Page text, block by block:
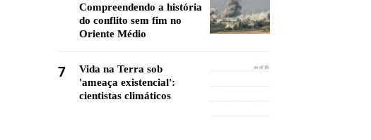
Compreendendo a história
do conflito sem fim no
Oriente Médio
7
Vida na Terra sob
'ameaça existencial':
cientistas climáticos